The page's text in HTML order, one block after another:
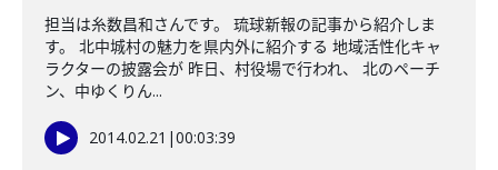
担当は糸数昌和さんです。 琉球新報の記事から紹介しま
す。 北中城村の魅力を県内外に紹介する 地域活性化キャ
ラクターの披露会が 昨日、村役場で行われ、 北のペーチ
ン、中ゆくりん...
2014.02.21 |00:03:39